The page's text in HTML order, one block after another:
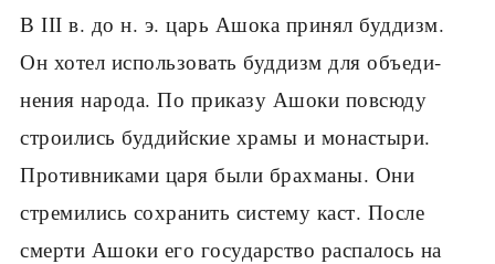
В ІІІ в. до н. э. царь Ашока принял буддизм.
Он хотел использовать буддизм для объеди­
нения народа. По приказу Ашоки повсюду
строились буддийские храмы и монастыри.
Противниками царя были брахманы. Они
стремились сохранить систему каст. После
смерти Ашоки его государство распалось на